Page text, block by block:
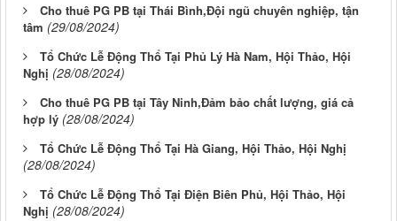
Cho thuê PG PB tại Thái Bình,Đội ngũ chuyên nghiệp, tận
tâm (29/08/2024)
Tổ Chức Lễ Động Thổ Tại Phủ Lý Hà Nam, Hội Thảo, Hội
Nghị (28/08/2024)
Cho thuê PG PB tại Tây Ninh,Đảm bảo chất lượng, giá cả
hợp lý (28/08/2024)
Tổ Chức Lễ Động Thổ Tại Hà Giang, Hội Thảo, Hội Nghị
(28/08/2024)
Tổ Chức Lễ Động Thổ Tại Điện Biên Phủ, Hội Thảo, Hội
Nghị (28/08/2024)